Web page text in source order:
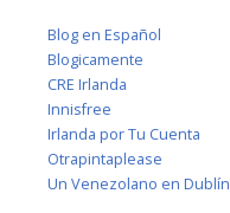
Blog en Español
Blogicamente
CRE Irlanda
Innisfree
Irlanda por Tu Cuenta
Otrapintaplease
Un Venezolano en Dublín